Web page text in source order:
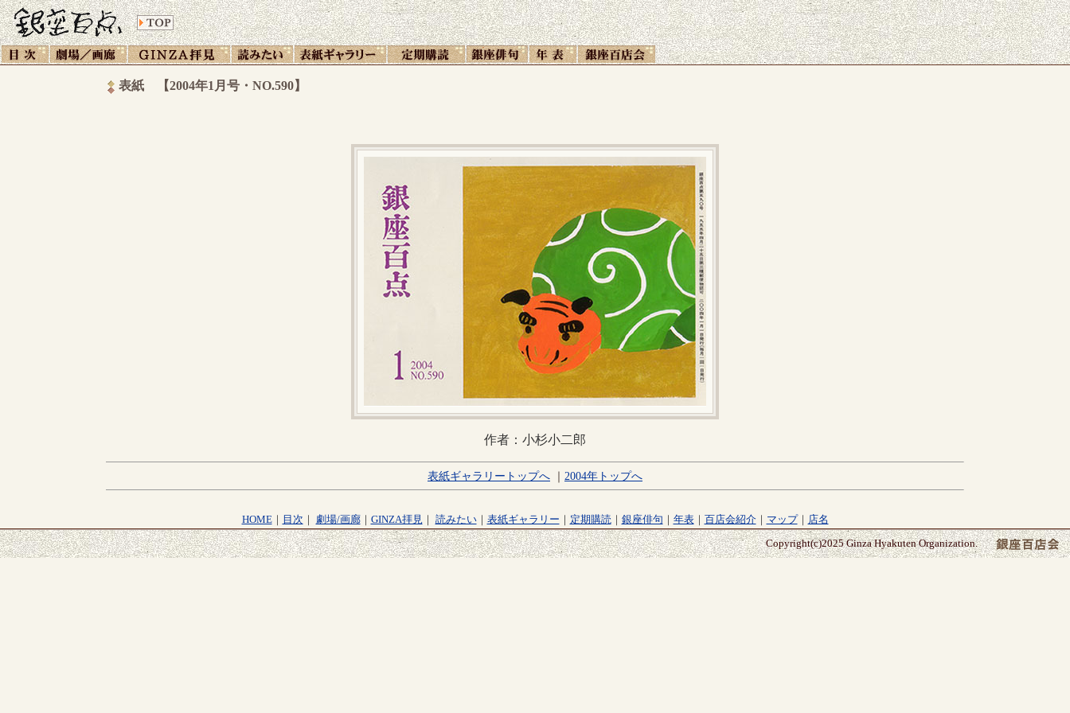
表紙 【2004年1月号・NO.590】
作者：小杉小二郎
表紙ギャラリートップへ ｜ 2004年トップへ
HOME｜ 目次 ｜ 劇場/画廊｜ GINZA拝見｜ 読みたい｜ 表紙ギャラリー ｜ 定期購読｜ 銀座俳句 ｜ 年表｜ 百店会紹介｜ マップ｜ 店名
Copyright(c)2025 Ginza Hyakuten Organization.